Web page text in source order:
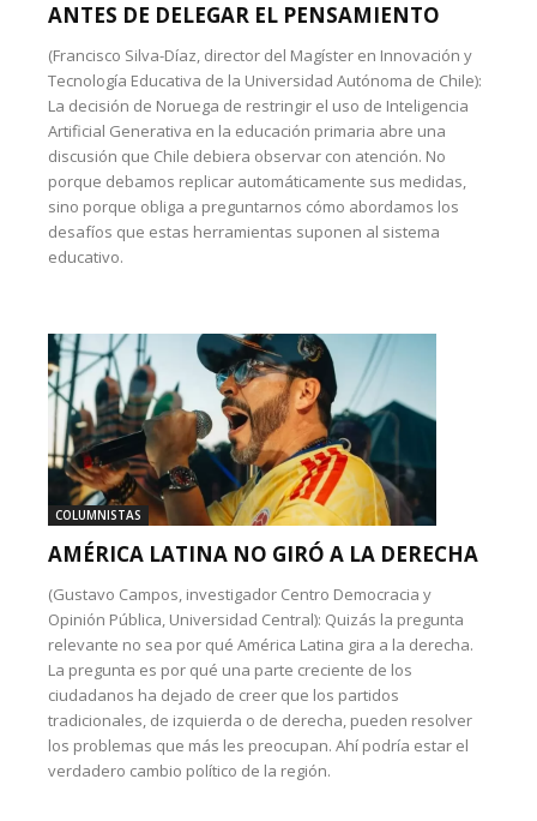
ANTES DE DELEGAR EL PENSAMIENTO
(Francisco Silva-Díaz, director del Magíster en Innovación y
Tecnología Educativa de la Universidad Autónoma de Chile):
La decisión de Noruega de restringir el uso de Inteligencia
Artificial Generativa en la educación primaria abre una
discusión que Chile debiera observar con atención. No
porque debamos replicar automáticamente sus medidas,
sino porque obliga a preguntarnos cómo abordamos los
desafíos que estas herramientas suponen al sistema
educativo.
COLUMNISTAS
AMÉRICA LATINA NO GIRÓ A LA DERECHA
(Gustavo Campos, investigador Centro Democracia y
Opinión Pública, Universidad Central): Quizás la pregunta
relevante no sea por qué América Latina gira a la derecha.
La pregunta es por qué una parte creciente de los
ciudadanos ha dejado de creer que los partidos
tradicionales, de izquierda o de derecha, pueden resolver
los problemas que más les preocupan. Ahí podría estar el
verdadero cambio político de la región.